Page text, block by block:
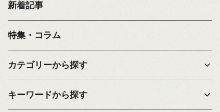
新着記事
特集・コラム
カテゴリーから探す
キーワードから探す